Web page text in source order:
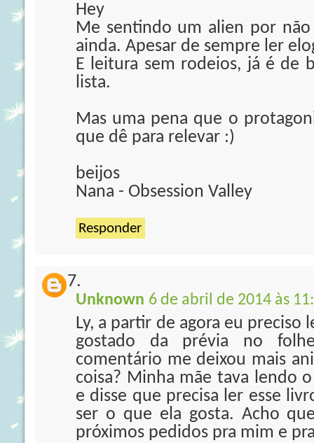
Hey
Me sentindo um alien por
ainda. Apesar de sempre ler
E leitura sem rodeios, já é de
lista.
Mas uma pena que o
que dê para relevar :)
beijos
Nana - Obsession Valley
Responder
Unknown 6 de abril de 2014 às
Ly, a partir de agora eu preciso
gostado da prévia no
comentário me deixou mais
coisa? Minha mãe tava lendo
e disse que precisa ler esse
ser o que ela gosta. Acho
próximos pedidos pra mim e